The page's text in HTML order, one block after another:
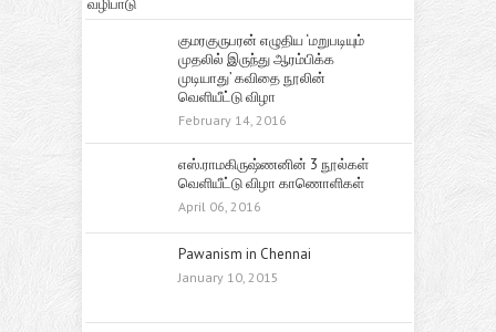
குமரகுருபரன் எழுதிய ‘மறுபடியும்
முதலில் இருந்து ஆரம்பிக்க
முடியாது’ கவிதை நூலின்
வெளியீட்டு விழா
February 14, 2016
எஸ்.ராமகிருஷ்ணனின் 3 நூல்கள்
வெளியீட்டு விழா காணொளிகள்
April 06, 2016
Pawanism in Chennai
January 10, 2015